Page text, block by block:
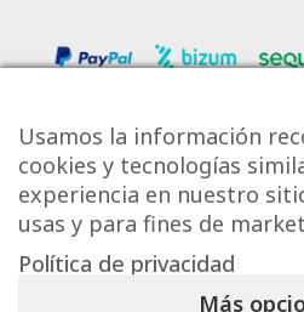
Copyright ©
Usamos la información
cookies y tecnologías
experiencia en nuestro
usas y para fines de
Política de privacidad
Más